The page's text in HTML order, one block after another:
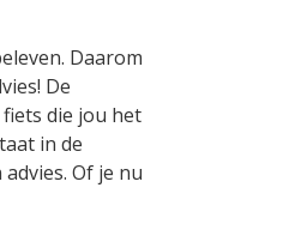
Daarom
De
die jou het
in de
Of je nu